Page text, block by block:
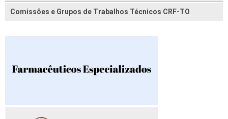
Comissões e Grupos de Trabalhos Técnicos CRF-TO